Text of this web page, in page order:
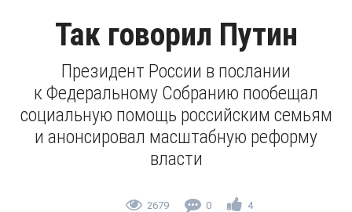
Так говорил Путин
Президент России в послании
к Федеральному Собранию пообещал
социальную помощь российским семьям
и анонсировал масштабную реформу
власти
2679 0 4